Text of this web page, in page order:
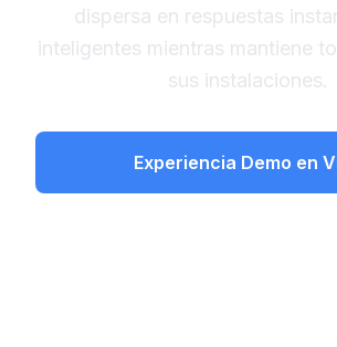
dispersa en respuestas
inteligentes mientras mantiene
sus instalaciones.
Experiencia Demo en